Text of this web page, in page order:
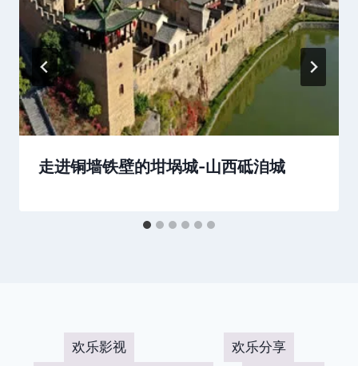
走进铜墙铁壁的坩埚城-山西砥洎城
欢乐影视 欢乐分享